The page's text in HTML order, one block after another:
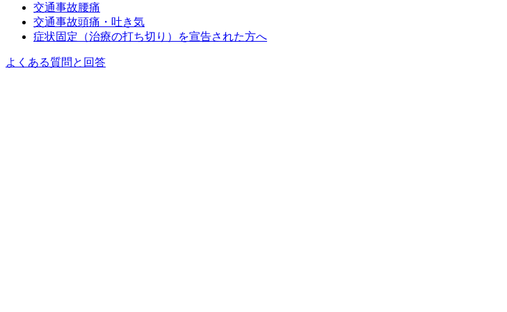
交通事故腰痛
交通事故頭痛・吐き気
症状固定（治療の打ち切り）を宣告された方へ
よくある質問と回答